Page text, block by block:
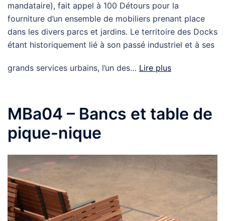
mandataire), fait appel à 100 Détours pour la
fourniture d’un ensemble de mobiliers prenant place
dans les divers parcs et jardins. Le territoire des Docks
étant historiquement lié à son passé industriel et à ses
grands services urbains, l’un des… Lire plus
MBa04 – Bancs et table de
pique-nique